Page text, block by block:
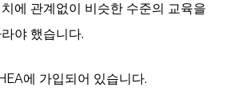
에 관계없이 비슷한 수준의 교육을
야 했습니다.
에 가입되어 있습니다.